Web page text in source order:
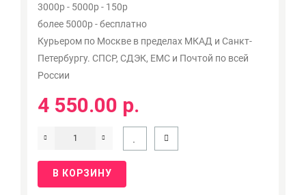
3000р - 5000р - 150р
более 5000р - бесплатно
Курьером по Москве в пределах МКАД и Санкт-
Петербургу. СПСР, СДЭК, ЕМС и Почтой по всей
России
4 550.00 р.
В КОРЗИНУ